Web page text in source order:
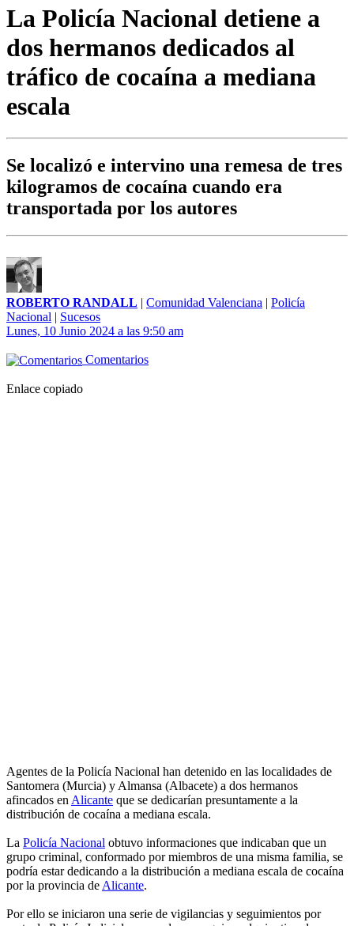
La Policía Nacional detiene a
dos hermanos dedicados al
tráfico de cocaína a mediana
escala
Se localizó e intervino una remesa de tres
kilogramos de cocaína cuando era
transportada por los autores
ROBERTO RANDALL | Comunidad Valenciana | Policía
Nacional | Sucesos
Lunes, 10 Junio 2024 a las 9:50 am
Comentarios
Enlace copiado
Agentes de la Policía Nacional han detenido en las localidades de
Santomera (Murcia) y Almansa (Albacete) a dos hermanos
afincados en Alicante que se dedicarían presuntamente a la
distribución de cocaína a mediana escala.
La Policía Nacional obtuvo informaciones que indicaban que un
grupo criminal, conformado por miembros de una misma familia, se
podría estar dedicando a la distribución a mediana escala de cocaína
por la provincia de Alicante.
Por ello se iniciaron una serie de vigilancias y seguimientos por